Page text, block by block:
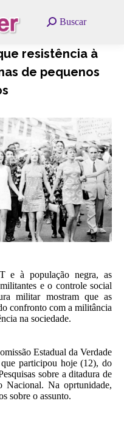
Search:
Buscar
resistência à
de pequenos
e à população negra, as
e o controle social
militar mostram que as
confronto com a militância
na sociedade.
Estadual da Verdade
participou hoje (12), do
sobre a ditadura de
Na oprtunidade,
sobre o assunto.